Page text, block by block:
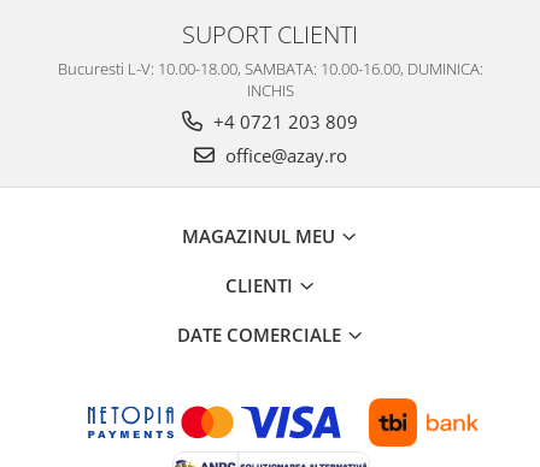
SUPORT CLIENTI
Bucuresti L-V: 10.00-18.00, SAMBATA: 10.00-16.00, DUMINICA:
INCHIS
+4 0721 203 809
office@azay.ro
MAGAZINUL MEU
CLIENTI
DATE COMERCIALE